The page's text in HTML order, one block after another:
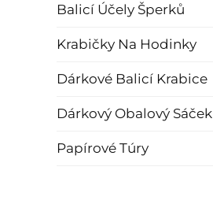
Balicí Účely Šperků
Krabičky Na Hodinky
Dárkové Balicí Krabice
Dárkový Obalový Sáček
Papírové Túry